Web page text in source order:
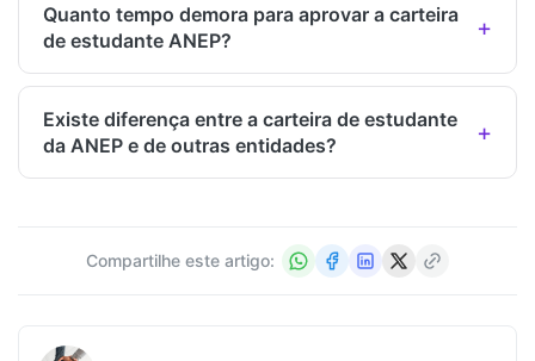
Quanto tempo demora para aprovar a carteira
de estudante ANEP?
Existe diferença entre a carteira de estudante
da ANEP e de outras entidades?
Compartilhe este artigo: